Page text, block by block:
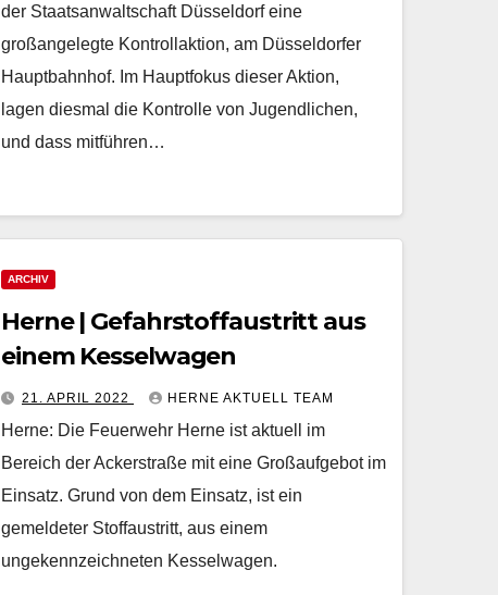
der Staatsanwaltschaft Düsseldorf eine
großangelegte Kontrollaktion, am Düsseldorfer
Hauptbahnhof. Im Hauptfokus dieser Aktion,
lagen diesmal die Kontrolle von Jugendlichen,
und dass mitführen…
ARCHIV
Herne | Gefahrstoffaustritt aus
einem Kesselwagen
21. APRIL 2022 HERNE AKTUELL TEAM
Herne: Die Feuerwehr Herne ist aktuell im
Bereich der Ackerstraße mit eine Großaufgebot im
Einsatz. Grund von dem Einsatz, ist ein
gemeldeter Stoffaustritt, aus einem
ungekennzeichneten Kesselwagen.